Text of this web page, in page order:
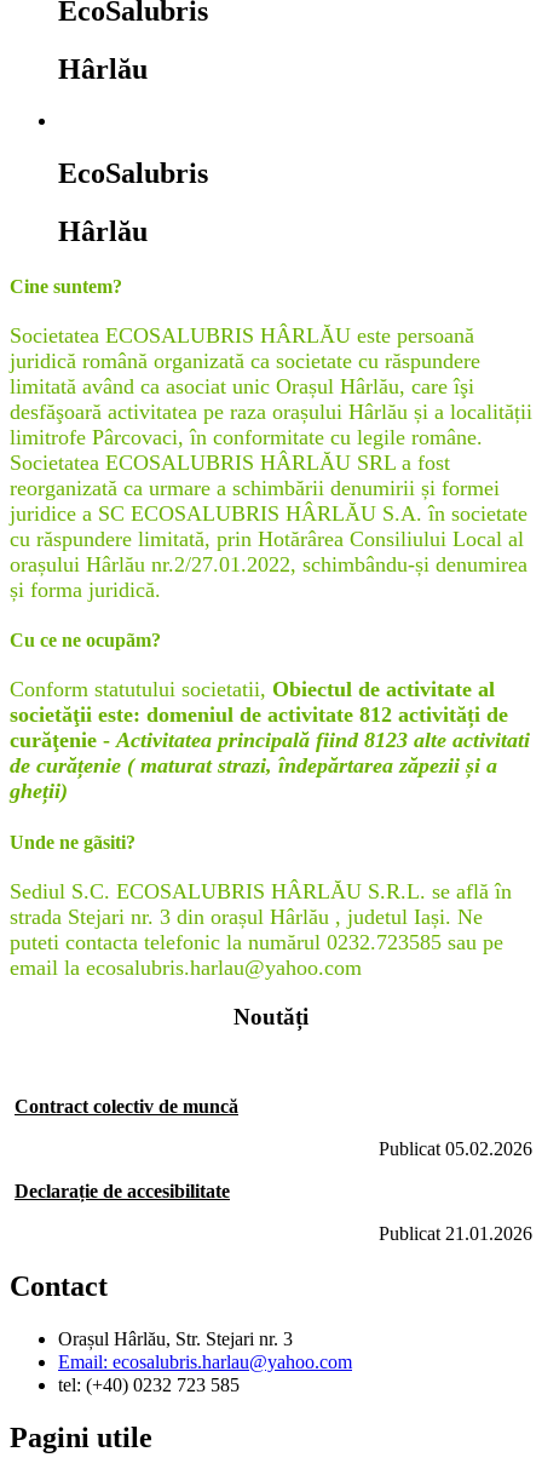
EcoSalubris
Hârlău
EcoSalubris
Hârlău
Cine suntem?
Societatea ECOSALUBRIS HÂRLĂU este persoană
juridică română organizată ca societate cu răspundere
limitată având ca asociat unic Orașul Hârlău, care îşi
desfăşoară activitatea pe raza orașului Hârlău și a localității
limitrofe Pârcovaci, în conformitate cu legile române.
Societatea ECOSALUBRIS HÂRLĂU SRL a fost
reorganizată ca urmare a schimbării denumirii și formei
juridice a SC ECOSALUBRIS HÂRLĂU S.A. în societate
cu răspundere limitată, prin Hotărârea Consiliului Local al
orașului Hârlău nr.2/27.01.2022, schimbându-și denumirea
și forma juridică.
Cu ce ne ocupãm?
Conform statutului societatii, Obiectul de activitate al
societăţii este: domeniul de activitate 812 activități de
curăţenie -Activitatea principală fiind 8123 alte activitati
de curățenie ( maturat strazi, îndepărtarea zăpezii și a
gheții)
Unde ne gãsiti?
Sediul S.C. ECOSALUBRIS HÂRLĂU S.R.L. se află în
strada Stejari nr. 3 din orașul Hârlău , judetul Iași. Ne
puteti contacta telefonic la numărul 0232.723585 sau pe
email la ecosalubris.harlau@yahoo.com
Noutăți
Contract colectiv de muncă
Publicat 05.02.2026
Declarație de accesibilitate
Publicat 21.01.2026
Contact
Orașul Hârlău, Str. Stejari nr. 3
Email: ecosalubris.harlau@yahoo.com
tel: (+40) 0232 723 585
Pagini utile